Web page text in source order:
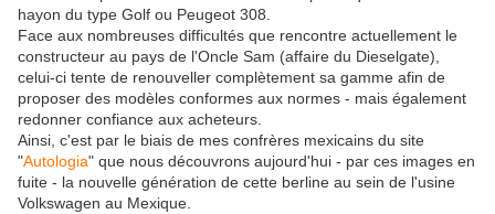
hayon du type Golf ou Peugeot 308.
Face aux nombreuses difficultés que rencontre actuellement le
constructeur au pays de l'Oncle Sam (affaire du Dieselgate),
celui-ci tente de renouveller complètement sa gamme afin de
proposer des modèles conformes aux normes - mais également
redonner confiance aux acheteurs.
Ainsi, c'est par le biais de mes confrères mexicains du site
"Autologia" que nous découvrons aujourd'hui - par ces images en
fuite - la nouvelle génération de cette berline au sein de l'usine
Volkswagen au Mexique.